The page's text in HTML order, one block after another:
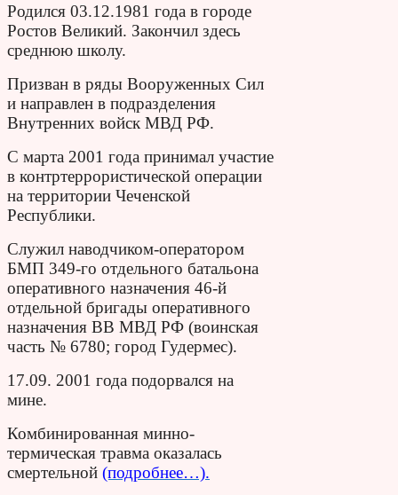
Родился 03.12.1981 года в городе
Ростов Великий. Закончил здесь
среднюю школу.
Призван в ряды Вооруженных Сил
и направлен в подразделения
Внутренних войск МВД РФ.
С марта 2001 года принимал участие
в контртеррористической операции
на территории Чеченской
Республики.
Служил наводчиком-оператором
БМП 349-го отдельного батальона
оперативного назначения 46-й
отдельной бригады оперативного
назначения ВВ МВД РФ (воинская
часть № 6780; город Гудермес).
17.09. 2001 года подорвался на
мине.
Комбинированная минно-
термическая травма оказалась
смертельной (подробнее…).